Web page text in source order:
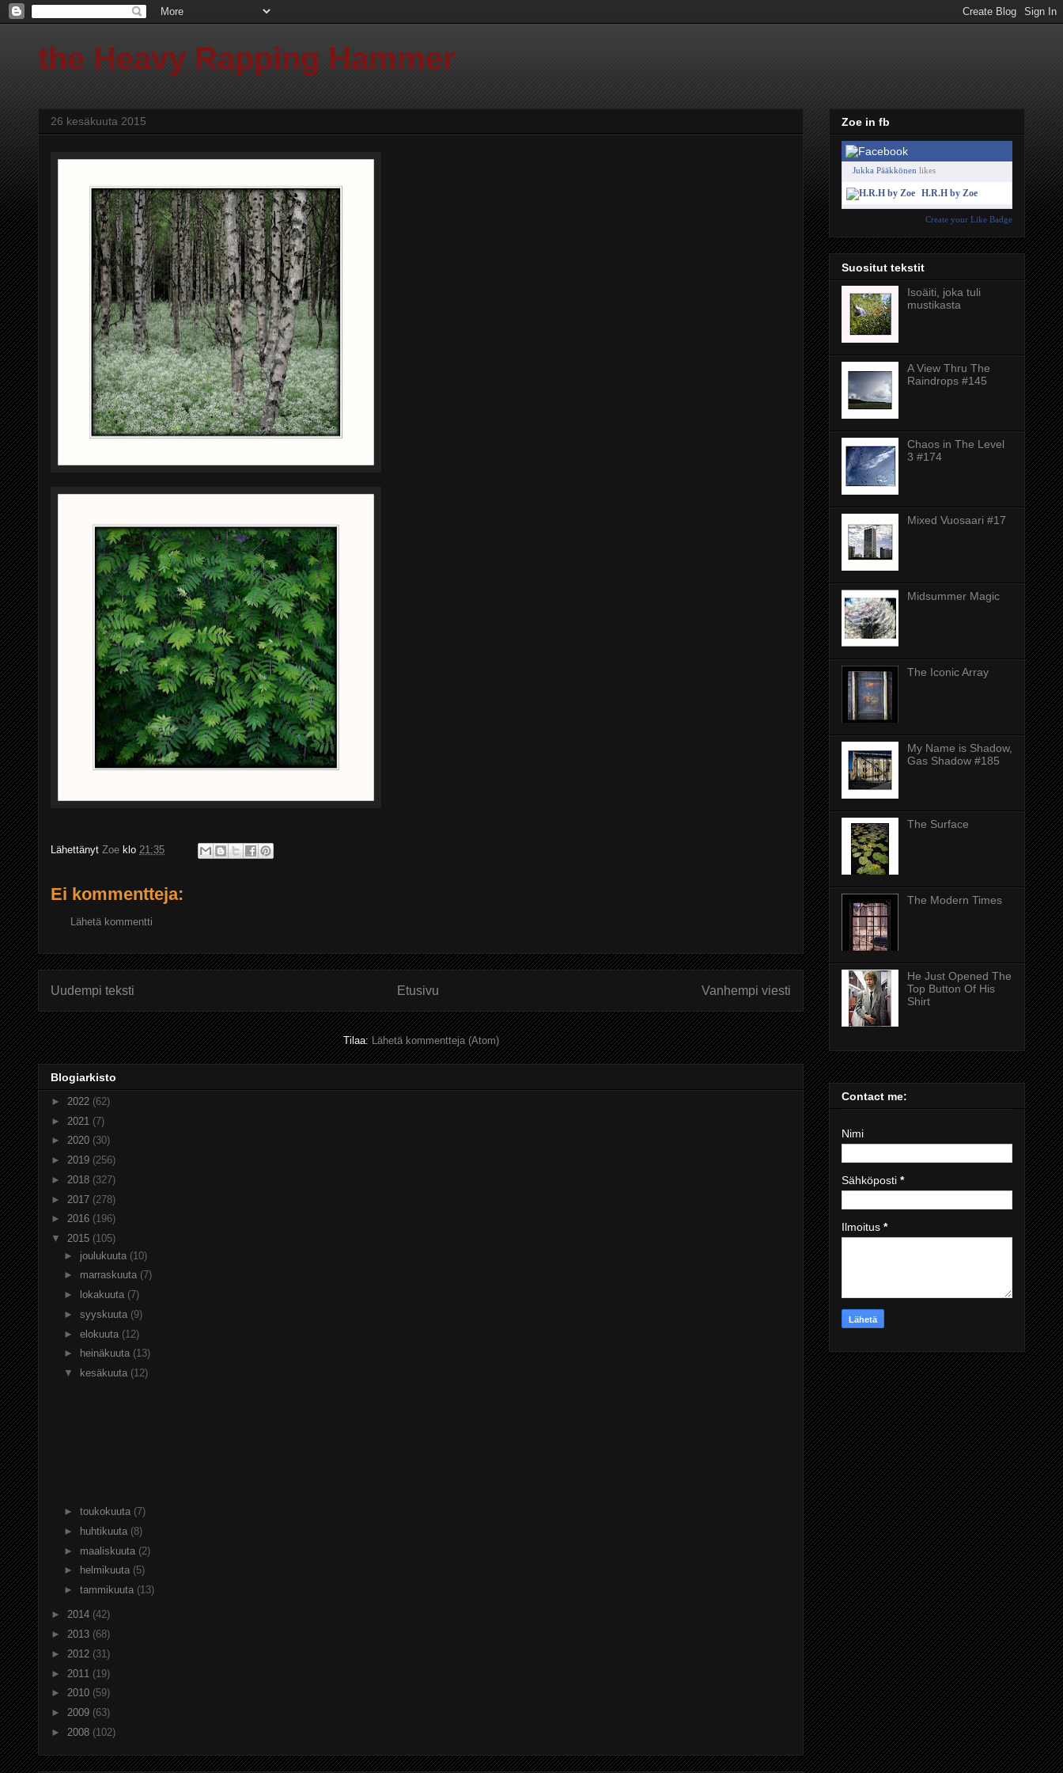
the Heavy Rapping Hammer
26 kesäkuuta 2015
Lähettänyt Zoe klo 21:35
Ei kommentteja:
Lähetä kommentti
Uudempi teksti Vanhempi viesti
Etusivu
Tilaa:Lähetä kommentteja (Atom)
Blogiarkisto
► 2022 (62)
► 2021 (7)
► 2020 (30)
► 2019 (256)
► 2018 (327)
► 2017 (278)
► 2016 (196)
▼ 2015 (105)
► joulukuuta (10)
► marraskuuta (7)
►
lokakuuta (7)
► syyskuuta (9)
► elokuuta (12)
►
heinäkuuta (13)
▼
kesäkuuta (12)
► toukokuuta (7)
►
huhtikuuta (8)
► maaliskuuta (2)
►
helmikuuta (5)
► tammikuuta (13)
► 2014 (42)
► 2013 (68)
► 2012 (31)
► 2011 (19)
► 2010 (59)
► 2009 (63)
► 2008 (102)
Zoe in fb
Jukka Pääkkönen likes
H.R.H by Zoe
Create your Like Badge
Suositut tekstit
Isoäiti, joka tuli
mustikasta
A View Thru The
Raindrops #145
Chaos in The Level
3 #174
Mixed Vuosaari #17
Midsummer Magic
The Iconic Array
My Name is Shadow,
Gas Shadow #185
The Surface
The Modern Times
He Just Opened The
Top Button Of His
Shirt
Contact me:
Nimi
Sähköposti *
Ilmoitus *